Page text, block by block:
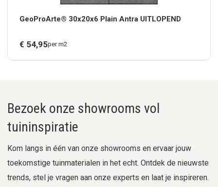
GeoProArte® 30x20x6 Plain Antra UITLOPEND
€ 54,95per m2
Bezoek onze showrooms vol
tuininspiratie
Kom langs in één van onze showrooms en ervaar jouw
toekomstige tuinmaterialen in het echt. Ontdek de nieuwste
trends, stel je vragen aan onze experts en laat je inspireren.